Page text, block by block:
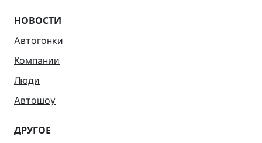
НОВОСТИ
Автогонки
Компании
Люди
Автошоу
ДРУГОЕ